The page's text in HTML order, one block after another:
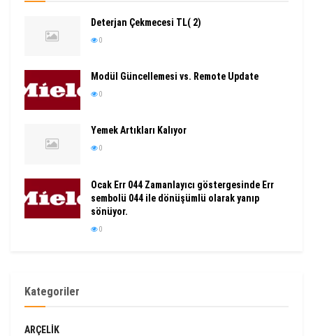
Deterjan Çekmecesi TL( 2)
0
Modül Güncellemesi vs. Remote Update
0
Yemek Artıkları Kalıyor
0
Ocak Err 044 Zamanlayıcı göstergesinde Err
sembolü 044 ile dönüşümlü olarak yanıp
sönüyor.
0
Kategoriler
ARÇELIK